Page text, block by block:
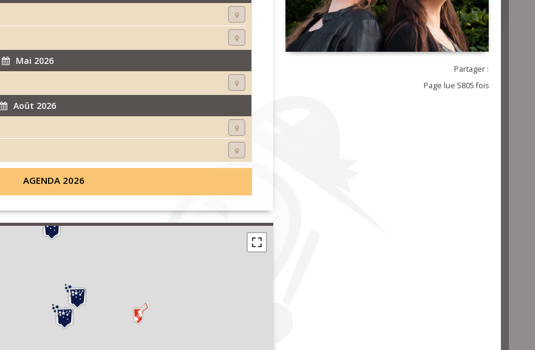
Mai 2026
Août 2026
AGENDA 2026
Partager :
Page lue 5805 fois